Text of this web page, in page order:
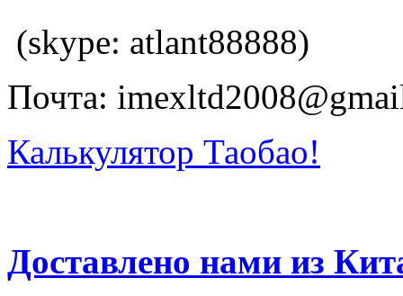
(skype: atlant88888)
Почта:
Калькулятор Таобао!
Доставлено нами из